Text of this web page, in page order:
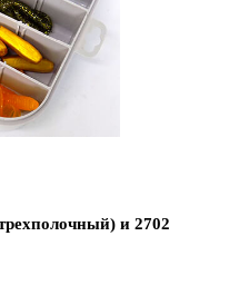
и 2702